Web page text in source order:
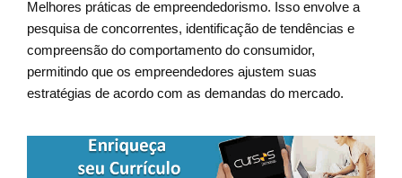
Melhores práticas de empreendedorismo. Isso envolve a
pesquisa de concorrentes, identificação de tendências e
compreensão do comportamento do consumidor,
permitindo que os empreendedores ajustem suas
estratégias de acordo com as demandas do mercado.